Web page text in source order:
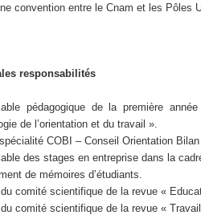
convention entre le Cnam et les Pôles
responsabilités
pédagogique de la première
de l’orientation et du travail ».
COBI – Conseil Orientation
des stages en entreprise dans la
de mémoires d’étudiants.
du comité scientifique de la revue «
du comité scientifique de la revue «